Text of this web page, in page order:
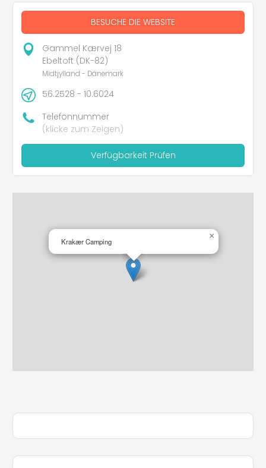
BESUCHE DIE WEBSITE
Gammel Kærvej 18
Ebeltoft (DK-82)
Midtjylland - Dänemark
56.2528 - 10.6024
Telefonnummer
(klicke zum Zeigen)
Verfügbarkeit Prüfen
Krakær Camping
×